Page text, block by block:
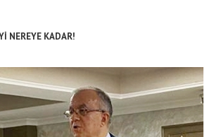
NEREYE KADAR!